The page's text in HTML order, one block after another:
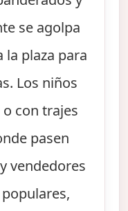
se agolpa
la plaza para
Los niños
con trajes
pasen
vendedores